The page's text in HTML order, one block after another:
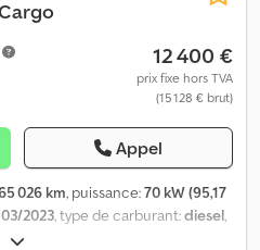
12 400 €
prix fixe hors TVA
(15 128 € brut)
Appel
026 km, puissance:70 kW (95,17
03/2023, type de carburant:diesel,